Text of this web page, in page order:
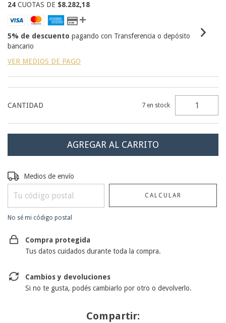
24 CUOTAS DE $8.282,18
5% de descuento pagando con Transferencia o depósito
bancario
VER MEDIOS DE PAGO
CANTIDAD 7 en stock
Entregas para el CP:
Medios de envío
CALCULAR
No sé mi código postal
Compra protegida
Tus datos cuidados durante toda la compra.
Cambios y devoluciones
Si no te gusta, podés cambiarlo por otro o devolverlo.
Compartir: